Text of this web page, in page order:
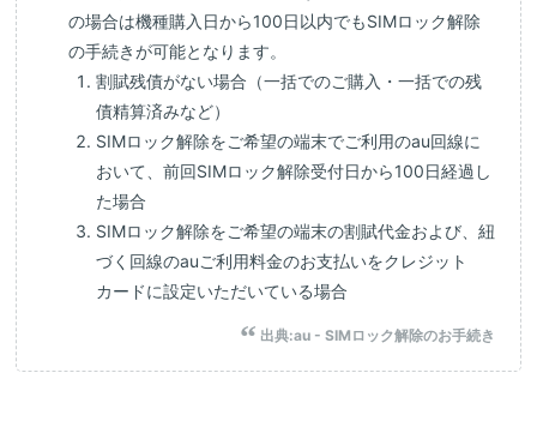
の場合は機種購入日から100日以内でもSIMロック解除
の手続きが可能となります。
割賦残債がない場合（一括でのご購入・一括での残
債精算済みなど）
SIMロック解除をご希望の端末でご利用のau回線に
おいて、前回SIMロック解除受付日から100日経過し
た場合
SIMロック解除をご希望の端末の割賦代金および、紐
づく回線のauご利用料金のお支払いをクレジット
カードに設定いただいている場合
出典:au - SIMロック解除のお手続き